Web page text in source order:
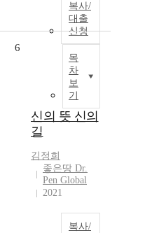
복사/
대출
신청
목
차
보
기
6
신의 뜻 신의
길
김정희
좋은땅 Dr.
Pen Global
2021
복사/